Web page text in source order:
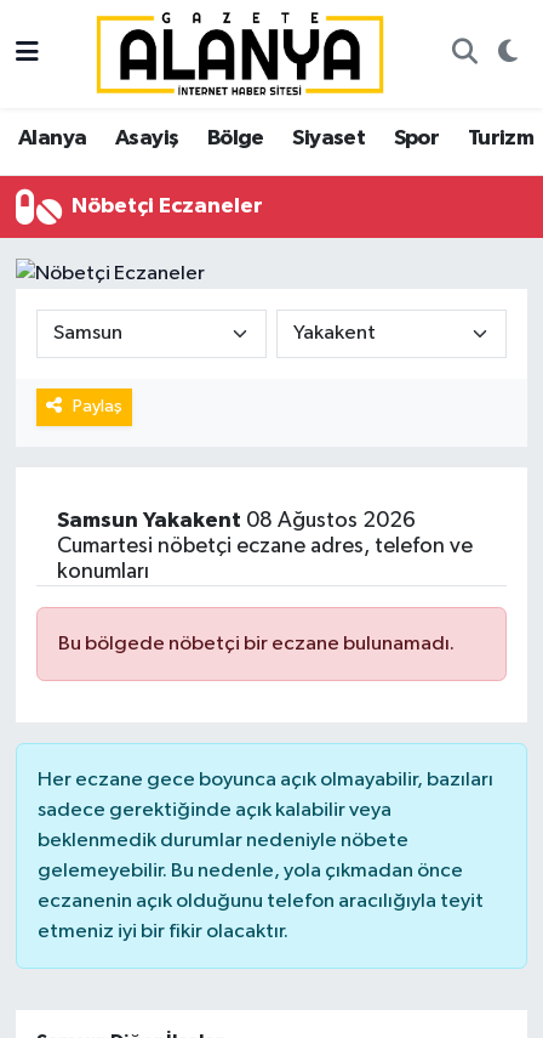
Alanya Asayiş Bölge Siyaset Spor Turizm
Nöbetçi Eczaneler
Paylaş
Samsun Yakakent 08 Ağustos 2026
Cumartesi nöbetçi eczane adres, telefon ve
konumları
Bu bölgede nöbetçi bir eczane bulunamadı.
Her eczane gece boyunca açık olmayabilir, bazıları
sadece gerektiğinde açık kalabilir veya
beklenmedik durumlar nedeniyle nöbete
gelemeyebilir. Bu nedenle, yola çıkmadan önce
eczanenin açık olduğunu telefon aracılığıyla teyit
etmeniz iyi bir fikir olacaktır.
Alanya
Asayiş
Bölge
Siyaset
Spor
Turizm
Gazipaşa
İstanbul Nöbetçi Eczaneler
İstanbul Hava Durumu
İstanbul Trafik Yoğunluk Haritası
Süper Lig Puan Durumu ve Fikstür
Tüm Manşetler
Son Dakika Haberleri